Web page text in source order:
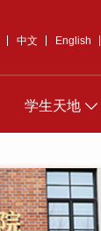
中文 English
学生天地